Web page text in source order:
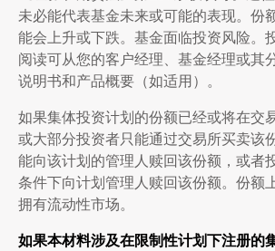
未必能代表基金未来或可能的表现。份
能会上升或下跌。基金面临投资风险。
阅读可从您的客户经理、基金经理或其
说明书和产品概要（如适用）。
如果集体投资计划的份额已经或将在交
或大部分投资者只能通过交易所买卖该
能向该计划的管理人赎回该份额，或者
条件下向计划管理人赎回该份额。份额
拥有流动性市场。
如果本材料涉及在限制性计划下注册的